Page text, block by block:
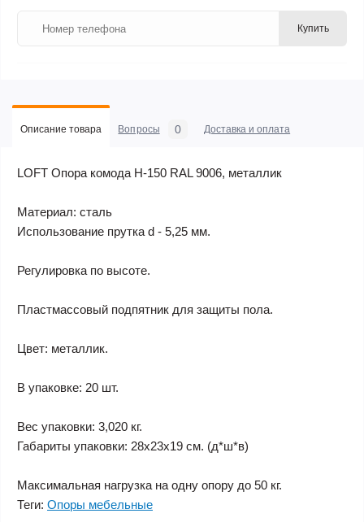
Купить
Описание товара Вопросы 0 Доставка и оплата
LOFT Опора комода Н-150 RAL 9006, металлик
Материал: сталь
Использование прутка d - 5,25 мм.
Регулировка по высоте.
Пластмассовый подпятник для защиты пола.
Цвет: металлик.
В упаковке: 20 шт.
Вес упаковки: 3,020 кг.
Габариты упаковки: 28х23х19 см. (д*ш*в)
Максимальная нагрузка на одну опору до 50 кг.
Теги: Опоры мебельные